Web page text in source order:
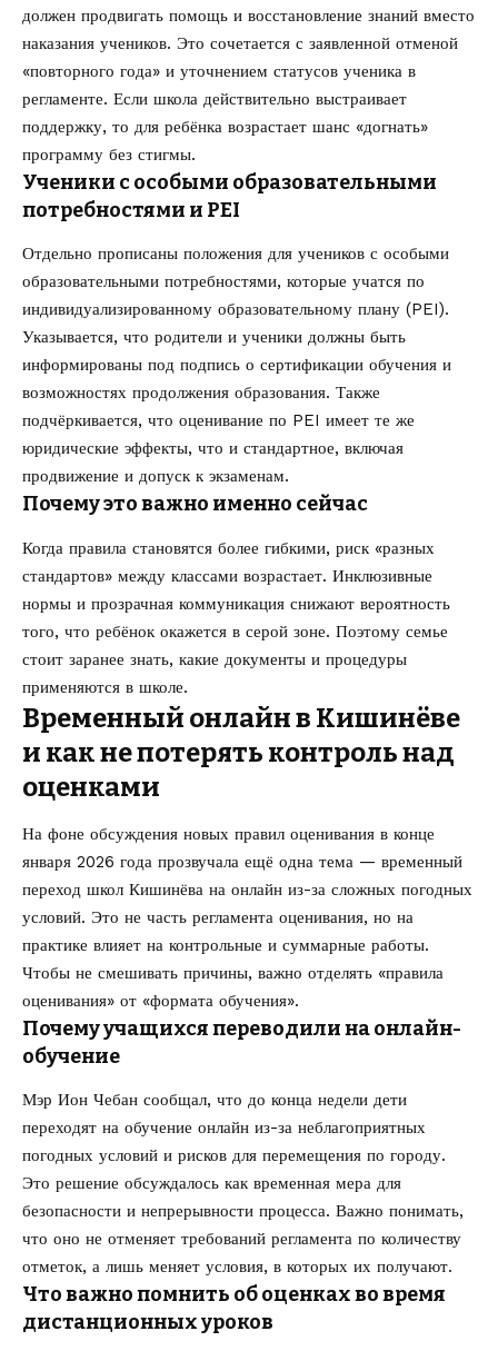
должен продвигать помощь и восстановление знаний вместо
наказания учеников. Это сочетается с заявленной отменой
«повторного года» и уточнением статусов ученика в
регламенте. Если школа действительно выстраивает
поддержку, то для ребёнка возрастает шанс «догнать»
программу без стигмы.
Ученики с особыми образовательными
потребностями и PEI
Отдельно прописаны положения для учеников с особыми
образовательными потребностями, которые учатся по
индивидуализированному образовательному плану (PEI).
Указывается, что родители и ученики должны быть
информированы под подпись о сертификации обучения и
возможностях продолжения образования. Также
подчёркивается, что оценивание по PEI имеет те же
юридические эффекты, что и стандартное, включая
продвижение и допуск к экзаменам.
Почему это важно именно сейчас
Когда правила становятся более гибкими, риск «разных
стандартов» между классами возрастает. Инклюзивные
нормы и прозрачная коммуникация снижают вероятность
того, что ребёнок окажется в серой зоне. Поэтому семье
стоит заранее знать, какие документы и процедуры
применяются в школе.
Временный онлайн в Кишинёве
и как не потерять контроль над
оценками
На фоне обсуждения новых правил оценивания в конце
января 2026 года прозвучала ещё одна тема — временный
переход школ Кишинёва на онлайн из-за сложных погодных
условий. Это не часть регламента оценивания, но на
практике влияет на контрольные и суммарные работы.
Чтобы не смешивать причины, важно отделять «правила
оценивания» от «формата обучения».
Почему учащихся переводили на онлайн-
обучение
Мэр Ион Чебан сообщал, что до конца недели дети
переходят на обучение онлайн из-за неблагоприятных
погодных условий и рисков для перемещения по городу.
Это решение обсуждалось как временная мера для
безопасности и непрерывности процесса. Важно понимать,
что оно не отменяет требований регламента по количеству
отметок, а лишь меняет условия, в которых их получают.
Что важно помнить об оценках во время
дистанционных уроков